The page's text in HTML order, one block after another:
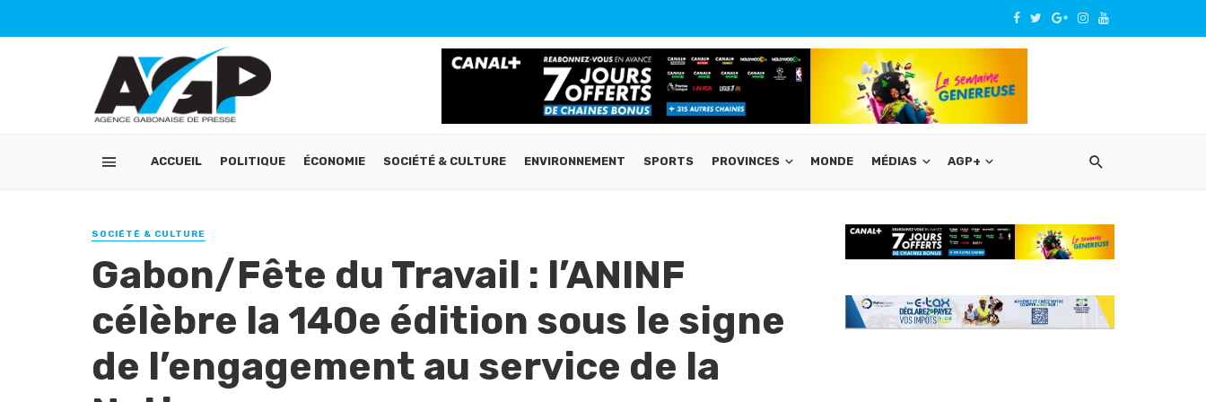
ACCUEIL POLITIQUE ÉCONOMIE SOCIÉTÉ & CULTURE ENVIRONNEMENT SPORTS PROVINCES MONDE MÉDIAS AGP+
SOCIÉTÉ & CULTURE
Gabon/Fête du Travail : l’ANINF
célèbre la 140e édition sous le signe
de l’engagement au service de la